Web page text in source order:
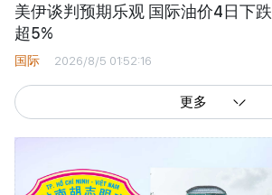
美伊谈判预期乐观 国际油价4日下跌
超5%
国际 2026/8/5 01:52:16
更多